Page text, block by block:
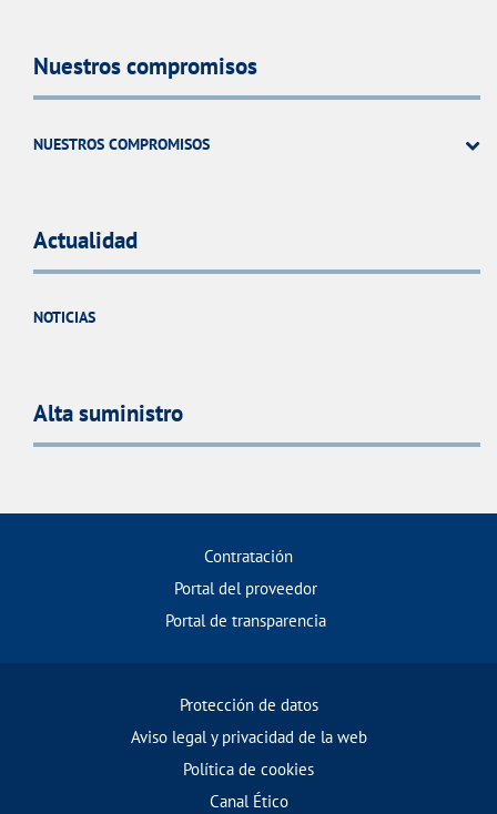
Nuestros compromisos
NUESTROS COMPROMISOS
Actualidad
NOTICIAS
Alta suministro
Contratación
Portal del proveedor
Portal de transparencia
Protección de datos
Aviso legal y privacidad de la web
Política de cookies
Canal Ético